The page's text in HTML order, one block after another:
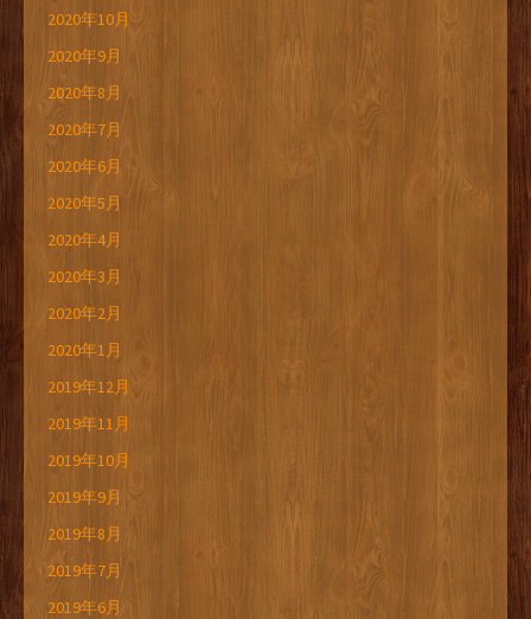
2020年10月
2020年9月
2020年8月
2020年7月
2020年6月
2020年5月
2020年4月
2020年3月
2020年2月
2020年1月
2019年12月
2019年11月
2019年10月
2019年9月
2019年8月
2019年7月
2019年6月